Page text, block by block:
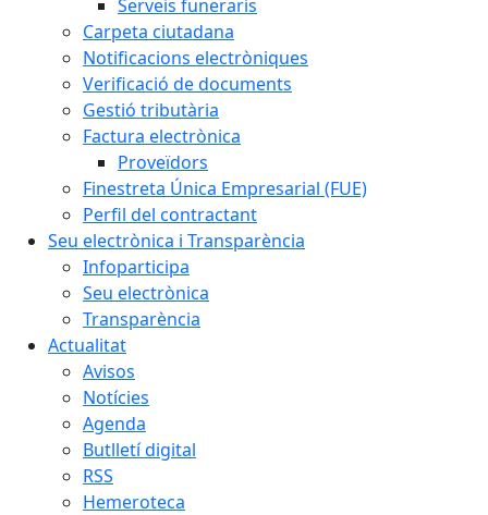
Serveis funeraris
Carpeta ciutadana
Notificacions electròniques
Verificació de documents
Gestió tributària
Factura electrònica
Proveïdors
Finestreta Única Empresarial (FUE)
Perfil del contractant
Seu electrònica i Transparència
Infoparticipa
Seu electrònica
Transparència
Actualitat
Avisos
Notícies
Agenda
Butlletí digital
RSS
Hemeroteca